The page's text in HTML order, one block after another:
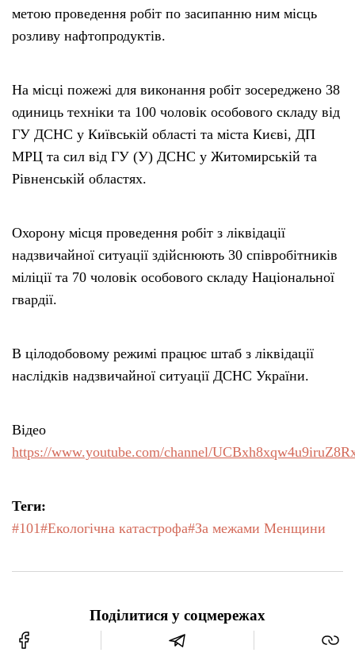
метою проведення робіт по засипанню ним місць
розливу нафтопродуктів.
На місці пожежі для виконання робіт зосереджено 38
одиниць техніки та 100 чоловік особового складу від
ГУ ДСНС у Київській області та міста Києві, ДП
МРЦ та сил від ГУ (У) ДСНС у Житомирській та
Рівненській областях.
Охорону місця проведення робіт з ліквідації
надзвичайної ситуації здійснюють 30 співробітників
міліції та 70 чоловік особового складу Національної
гвардії.
В цілодобовому режимі працює штаб з ліквідації
наслідків надзвичайної ситуації ДСНС України.
Відео
https://www.youtube.com/channel/
Теги:
#101#Екологічна катастрофа#За межами Менщини
Поділитися у соцмережах